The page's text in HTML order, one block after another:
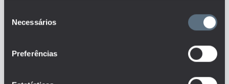
Necessários
Preferênciaseducação?